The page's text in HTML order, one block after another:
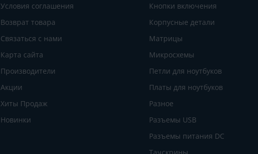
Условия соглашения
Возврат товара
Связаться с нами
Карта сайта
Производители
Акции
Хиты Продаж
Новинки
Кнопки включения
Корпусные детали
Матрицы
Микросхемы
Петли для ноутбуков
Платы для ноутбуков
Разное
Разъемы USB
Разъемы питания DC